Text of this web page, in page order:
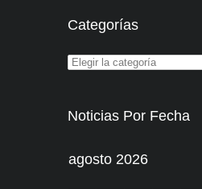
Categorías
Noticias Por Fecha
agosto 2026